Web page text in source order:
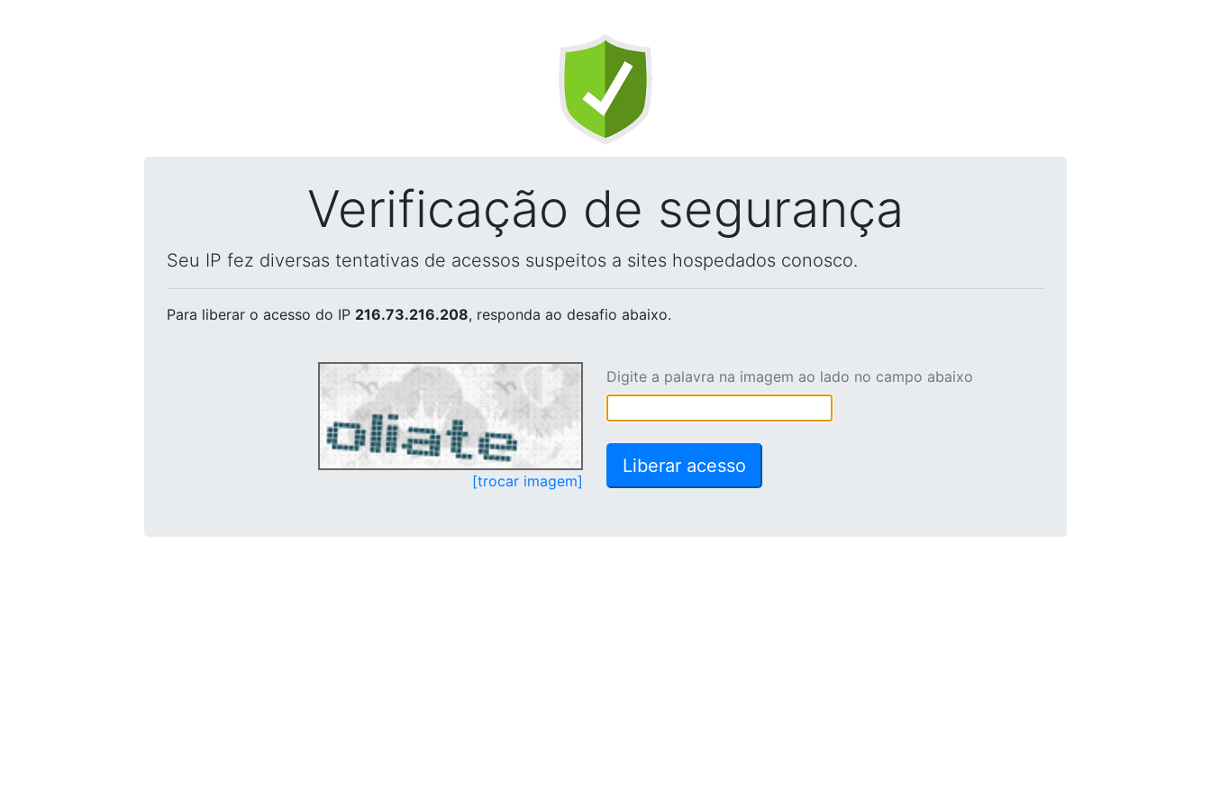
Verificação de segurança
Seu IP fez diversas tentativas de acessos suspeitos a sites hospedados conosco.
Para liberar o acesso do IP 216.73.216.208, responda ao desafio abaixo.
[trocar imagem]
Digite a palavra na imagem ao lado no campo abaixo